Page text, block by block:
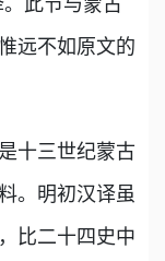
远不如原文的
十三世纪蒙古
。明初汉译虽
比二十四史中